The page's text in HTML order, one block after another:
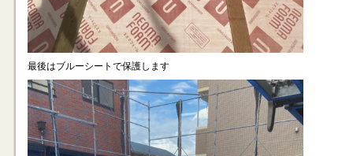
最後はブルーシートで保護します